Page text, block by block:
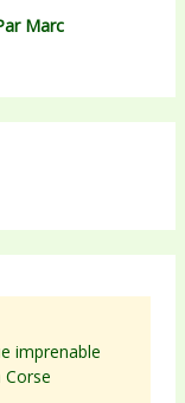
Marc
imprenable